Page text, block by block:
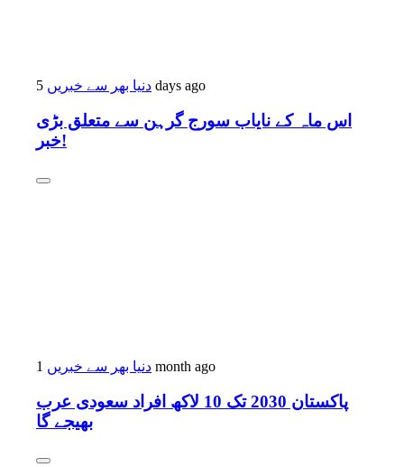
دنیا بھر سے خبریں 5 days ago
اس ماہ کے نایاب سورج گرہن سے متعلق بڑی
خبر!
دنیا بھر سے خبریں 1 month ago
پاکستان 2030 تک 10 لاکھ افراد سعودی عرب
بھیجے گا